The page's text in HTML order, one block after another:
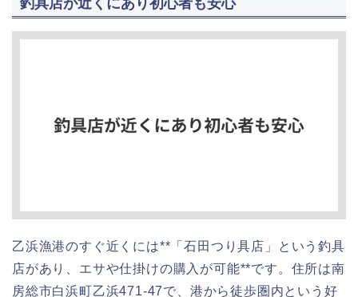
乙浜漁港のすぐ近くには**「石田つり具店」という釣具
店があり、エサや仕掛けの購入が可能**です。住所は南
房総市白浜町乙浜471-47で、港から徒歩圏内という好